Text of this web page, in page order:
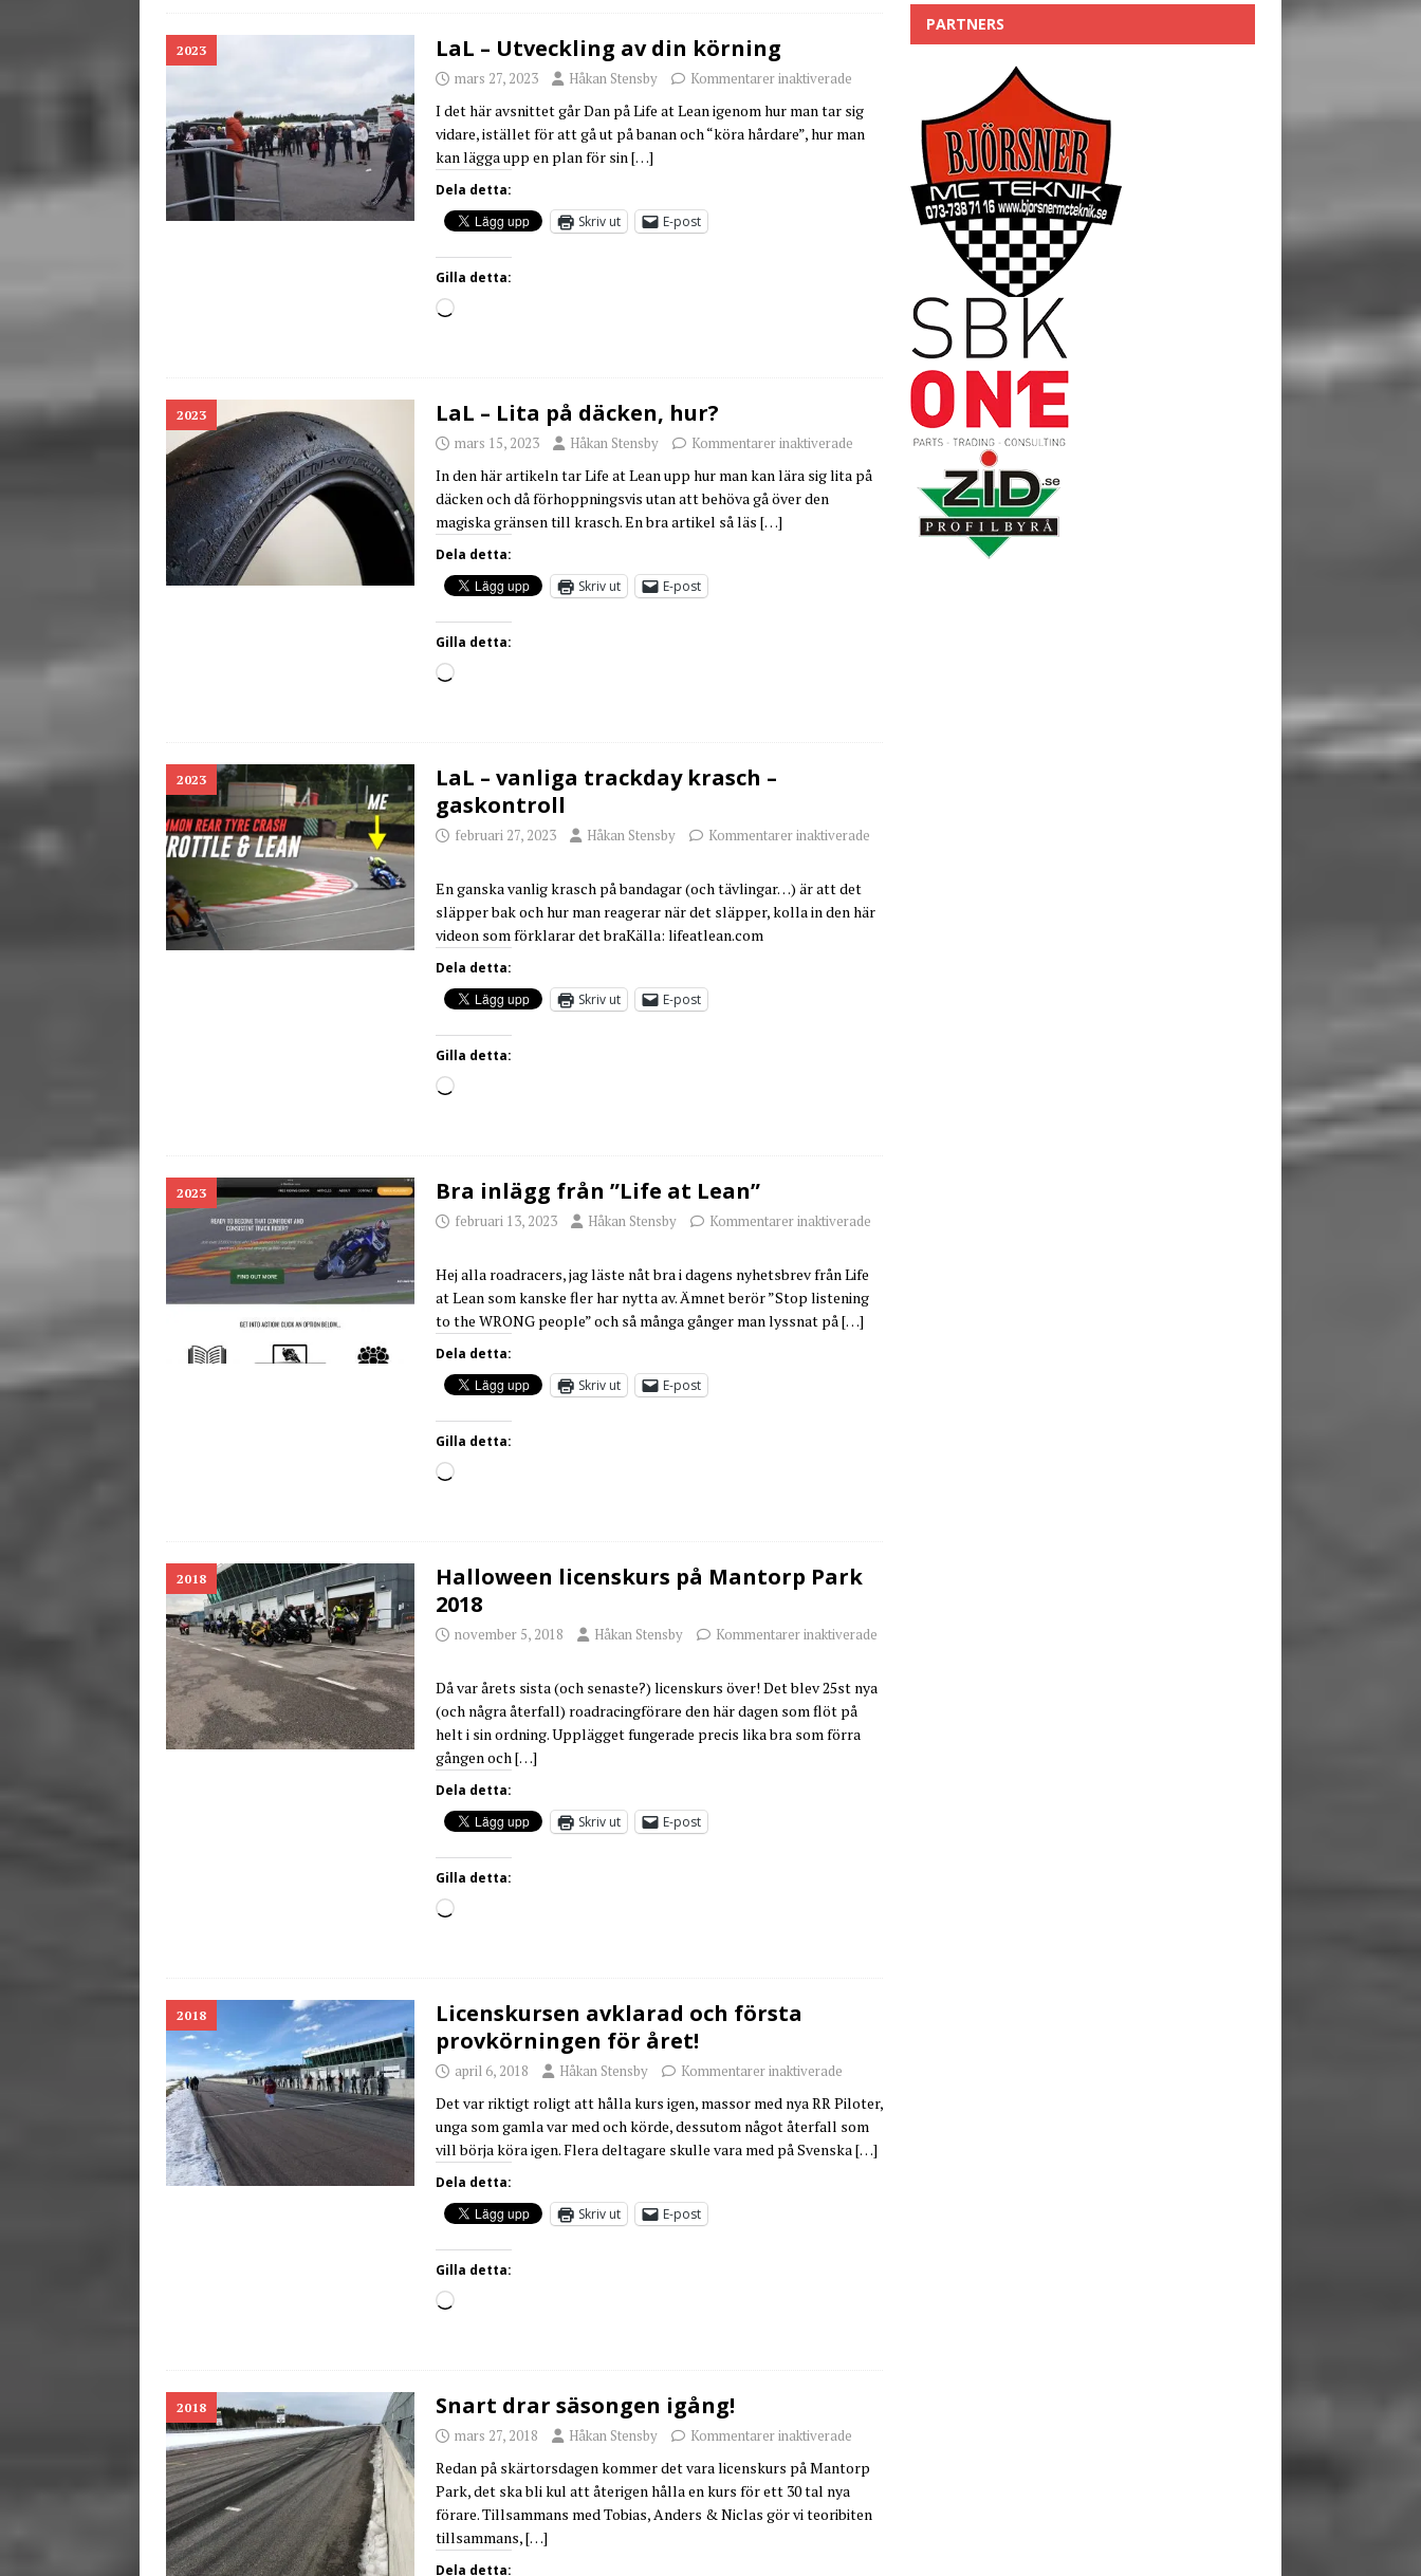
2023 LaL – Utveckling av din körning
mars 27, 2023 Håkan Stensby Kommentarer inaktiverade
I det här avsnittet går Dan på Life at Lean igenom hur man tar sig
vidare, istället för att gå ut på banan och “köra hårdare”, hur man
kan lägga upp en plan för sin […]
Dela detta:
Skriv ut
E-post
Gilla detta:
2023 LaL – Lita på däcken, hur?
mars 15, 2023 Håkan Stensby Kommentarer inaktiverade
In den här artikeln tar Life at Lean upp hur man kan lära sig lita på
däcken och då förhoppningsvis utan att behöva gå över den
magiska gränsen till krasch. En bra artikel så läs […]
Dela detta:
Skriv ut
E-post
Gilla detta:
2023
LaL – vanliga trackday krasch –
gaskontroll
februari 27, 2023 Håkan Stensby Kommentarer inaktiverade
En ganska vanlig krasch på bandagar (och tävlingar…) är att det
släpper bak och hur man reagerar när det släpper, kolla in den här
videon som förklarar det braKälla: lifeatlean.com
Dela detta:
Skriv ut
E-post
Gilla detta:
2023 Bra inlägg från ”Life at Lean”
februari 13, 2023 Håkan Stensby Kommentarer inaktiverade
Hej alla roadracers, jag läste nåt bra i dagens nyhetsbrev från Life
at Lean som kanske fler har nytta av. Ämnet berör ”Stop listening
to the WRONG people” och så många gånger man lyssnat på […]
Dela detta:
Skriv ut
E-post
Gilla detta:
2018
Halloween licenskurs på Mantorp Park
2018
november 5, 2018 Håkan Stensby Kommentarer inaktiverade
Då var årets sista (och senaste?) licenskurs över! Det blev 25st nya
(och några återfall) roadracingförare den här dagen som flöt på
helt i sin ordning. Upplägget fungerade precis lika bra som förra
gången och […]
Dela detta:
Skriv ut
E-post
Gilla detta:
2018
Licenskursen avklarad och första
provkörningen för året!
april 6, 2018 Håkan Stensby Kommentarer inaktiverade
Det var riktigt roligt att hålla kurs igen, massor med nya RR Piloter,
unga som gamla var med och körde, dessutom något återfall som
vill börja köra igen. Flera deltagare skulle vara med på Svenska […]
Dela detta:
Skriv ut
E-post
Gilla detta:
2018 Snart drar säsongen igång!
mars 27, 2018 Håkan Stensby Kommentarer inaktiverade
Redan på skärtorsdagen kommer det vara licenskurs på Mantorp
Park, det ska bli kul att återigen hålla en kurs för ett 30 tal nya
förare. Tillsammans med Tobias, Anders & Niclas gör vi teoribiten
tillsammans,[…]
Dela detta:
PARTNERS